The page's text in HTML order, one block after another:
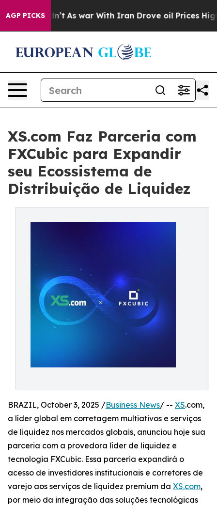
AGP PICKS
it Didn’t As war With Iran Drove oil Prices Higher,
XS.com Faz Parceria com
FXCubic para Expandir
seu Ecossistema de
Distribuição de Liquidez
BRAZIL, October 3, 2025 /Business News/ -- XS.com,
a líder global em corretagem multiativos e serviços
de liquidez nos mercados globais, anunciou hoje sua
parceria com a provedora líder de liquidez e
tecnologia FXCubic. Essa parceria expandirá o
acesso de investidores institucionais e corretores de
varejo aos serviços de liquidez premium da XS.com,
por meio da integração das soluções tecnológicas